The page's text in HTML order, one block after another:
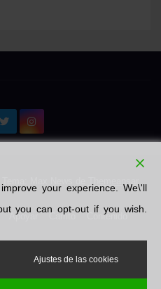
Apoyar Carrito Contenido
your experience. We\'ll
you can opt-out if you wish.
Ajustes de las cookies